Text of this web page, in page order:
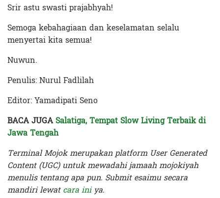
Srir astu swasti prajabhyah!
Semoga kebahagiaan dan keselamatan selalu
menyertai kita semua!
Nuwun.
Penulis: Nurul Fadlilah
Editor: Yamadipati Seno
BACA JUGA Salatiga, Tempat Slow Living Terbaik di
Jawa Tengah
Terminal Mojok merupakan platform User Generated
Content (UGC) untuk mewadahi jamaah mojokiyah
menulis tentang apa pun. Submit esaimu secara
mandiri lewatcara iniya.